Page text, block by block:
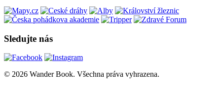
Sledujte nás
© 2026 Wander Book. Všechna práva vyhrazena.